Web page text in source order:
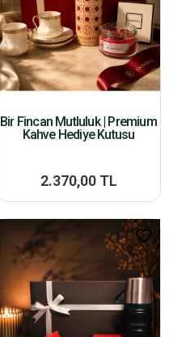
Bir Fincan Mutluluk | Premium
Kahve Hediye Kutusu
2.370,00 TL